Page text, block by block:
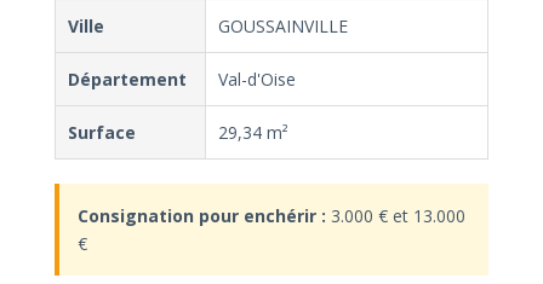
Ville GOUSSAINVILLE
Département Val-d'Oise
Surface 29,34 m²
Consignation pour enchérir : 3.000 € et 13.000
€